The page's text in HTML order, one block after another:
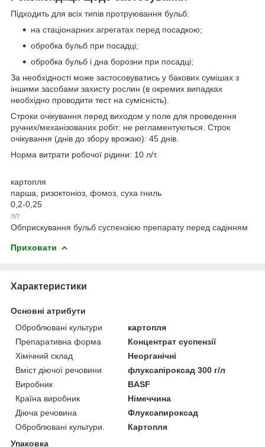
Підходить для всіх типів протруювання бульб:
на стаціонарних агрегатах перед посадкою;
обробка бульб при посадці;
обробка бульб і дна борозни при посадці;
За необхідності може застосовуватись у бакових сумішах з
іншими засобами захисту рослин (в окремих випадках
необхідно проводити тест на сумісність).
Строки очікування перед виходом у поле для проведення
ручних/механізованих робіт: не регламентуються. Строк
очікування (днів до збору врожаю): 45 днів.
Норма витрати робочої рідини: 10 л/т.
картопля
парша, ризоктоніоз, фомоз, суха гниль
0,2-0,25
л/т
Обприскування бульб суспензією препарату перед садінням
Приховати
Характеристики
Основні атрибути
Оброблювані культури
картопля
Препаративна форма
Концентрат суспензії
Хімічний склад
Неорганічні
Вміст діючої речовини
флуксапіроксад 300 г/л
Виробник
BASF
Країна виробник
Німеччина
Діюча речовина
Флуксапироксад
Оброблювані культури.
Картопля
Упаковка